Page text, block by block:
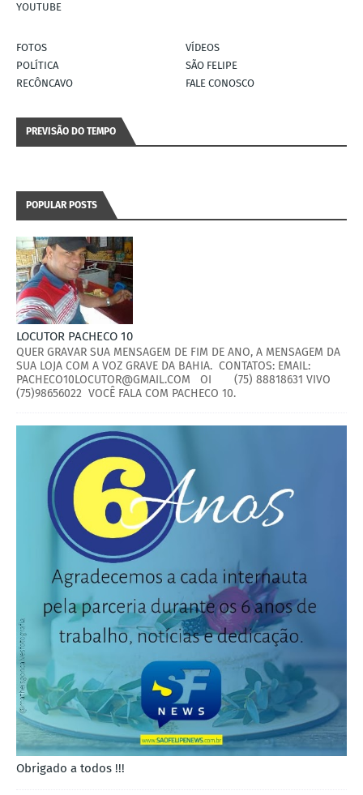
YOUTUBE
FOTOS
VÍDEOS
POLÍTICA
SÃO FELIPE
RECÔNCAVO
FALE CONOSCO
PREVISÃO DO TEMPO
POPULAR POSTS
LOCUTOR PACHECO 10
QUER GRAVAR SUA MENSAGEM DE FIM DE ANO, A MENSAGEM DA
SUA LOJA COM A VOZ GRAVE DA BAHIA. CONTATOS: EMAIL:
PACHECO10LOCUTOR@GMAIL.COM OI (75) 88818631 VIVO
(75)98656022 VOCÊ FALA COM PACHECO 10.
Obrigado a todos !!!